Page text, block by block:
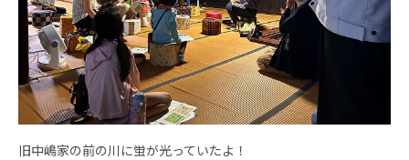
旧中嶋家の前の川に蛍が光っていたよ！